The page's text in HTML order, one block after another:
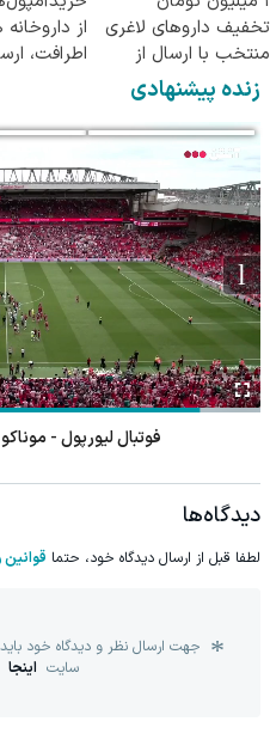
تخفیف داروهای لاغری
منتخب با ارسال از
داروخانه نزدیکت
از
اطرافت،
زنده پیشنهادی
فوتبال لیورپول -
دیدگاه‌ها
لطفا قبل از ارسال دیدگاه خود، حتما
جهت ارسال نظر و دیدگاه خود
سایت اینجا